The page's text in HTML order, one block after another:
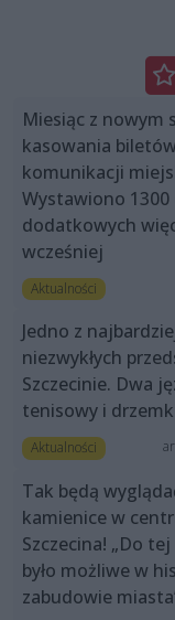
Miesiąc z nowym
kasowania
komunikacji
Wystawiono 1300
dodatkowych
wcześniej
Aktualności
Jedno z
niezwykłych
Szczecinie. Dwa
tenisowy i
Aktualności
Tak będą
kamienice w
Szczecina! „Do
było możliwe w
zabudowie